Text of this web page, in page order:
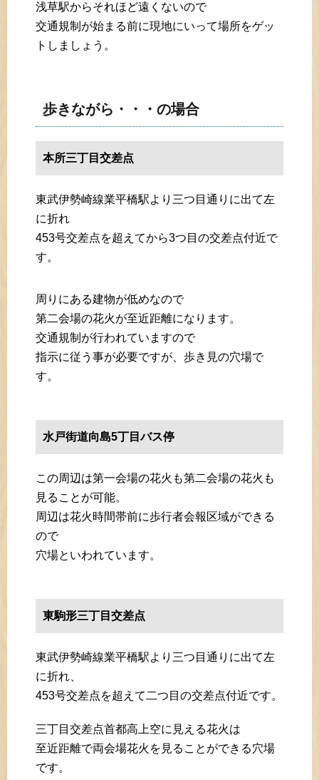
浅草駅からそれほど遠くないので
交通規制が始まる前に現地にいって場所をゲッ
トしましょう。
歩きながら・・・の場合
本所三丁目交差点
東武伊勢崎線業平橋駅より三つ目通りに出て左
に折れ
453号交差点を超えてから3つ目の交差点付近で
す。
周りにある建物が低めなので
第二会場の花火が至近距離になります。
交通規制が行われていますので
指示に従う事が必要ですが、歩き見の穴場で
す。
水戸街道向島5丁目バス停
この周辺は第一会場の花火も第二会場の花火も
見ることが可能。
周辺は花火時間帯前に歩行者会報区域ができる
ので
穴場といわれています。
東駒形三丁目交差点
東武伊勢崎線業平橋駅より三つ目通りに出て左
に折れ、
453号交差点を超えて二つ目の交差点付近です。
三丁目交差点首都高上空に見える花火は
至近距離で両会場花火を見ることができる穴場
です。